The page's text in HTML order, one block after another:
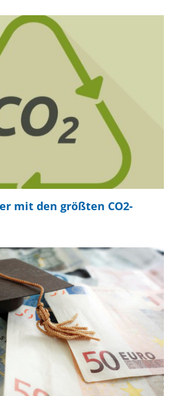
mit den größten CO2-